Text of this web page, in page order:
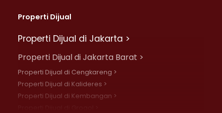
Properti Dijual
Properti Dijual di Jakarta >
Properti Dijual di Jakarta Barat >
Properti Dijual di Cengkareng >
Properti Dijual di Kalideres >
Properti Dijual di Kembangan >